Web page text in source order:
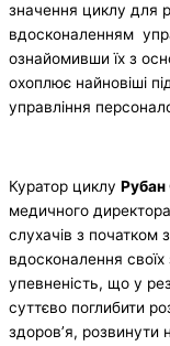
значення циклу для
вдосконаленням
ознайомивши їх з
охоплює найновіші
управління
Куратор циклу Рубан
медичного
слухачів з початком
вдосконалення
упевненість, що у
суттєво поглибити
здоров’я, розвинути